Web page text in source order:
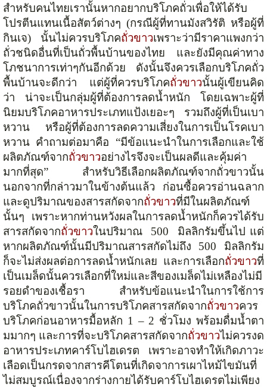
สำหรับคนไทยเรานั้นหากอยากบริโภคถั่วเพื่อให้ได้รับ
โปรตีนแทนเนื้อสัตว์ต่างๆ (กรณีผู้ที่ทานมังสวิรัติ หรือผู้ที่
กินเจ) นั้นไม่ควรบริโภคถั่วขาวเพราะว่ามีราคาแพงกว่า
ถั่วชนิดอื่นที่เป็นถั่วพื้นบ้านของไทย และยังมีคุณค่าทาง
โภชนาการเท่าๆกันอีกด้วย ดังนั้นจึงควรเลือกบริโภคถั่ว
พื้นบ้านจะดีกว่า แต่ผู้ที่ควรบริโภคถั่วขาวนั้นผู้เขียนคิด
ว่า น่าจะเป็นกลุ่มผู้ที่ต้องการลดน้ำหนัก โดยเฉพาะผู้ที่
นิยมบริโภคอาหารประเภทแป้งเยอะๆ รวมถึงผู้ที่เป็นเบา
หวาน หรือผู้ที่ต้องการลดความเสี่ยงในการเป็นโรคเบา
หวาน คำถามต่อมาคือ “มีข้อแนะนำในการเลือกและใช้
ผลิตภัณฑ์จากถั่วขาวอย่างไรจึงจะเป็นผลดีและคุ้มค่า
มากที่สุด” สำหรับวิธีเลือกผลิตภัณฑ์จากถั่วขาวนั้น
นอกจากที่กล่าวมาในข้างต้นแล้ว ก่อนซื้อควรอ่านฉลาก
และดูปริมาณของสารสกัดจากถั่วขาวที่มีในผลิตภัณฑ์
นั้นๆ เพราะหากท่านหวังผลในการลดน้ำหนักก็ควรได้รับ
สารสกัดจากถั่วขาวในปริมาณ 500 มิลลิกรัมขึ้นไป แต่
หากผลิตภัณฑ์นั้นมีปริมาณสารสกัดไม่ถึง 500 มิลลิกรัม
ก็จะไม่ส่งผลต่อการลดน้ำหนักเลย และการเลือกถั่วขาวที่
เป็นเมล็ดนั้นควรเลือกที่ใหม่และสีของเมล็ดไม่เหลืองไม่มี
รอยดำของเชื้อรา สำหรับข้อแนะนำในการใช้การ
บริโภคถั่วขาวนั้นในการบริโภคสารสกัดจากถั่วขาวควร
บริโภคก่อนอาหารมื้อหลัก 1 – 2 ชั่วโมง พร้อมดื่มน้ำตา
มมากๆ และการที่จะบริโภคสารสกัดจากถั่วขาวไม่ควรงด
อาหารประเภทคาร์โบไฮเดรต เพราะอาจทำให้เกิดภาวะ
เลือดเป็นกรดจากสารคีโตนที่เกิดจาการเผาไหม้ไขมันที่
ไม่สมบูรณ์เนื่องจากร่างกายได้รับคาร์โบไฮเดรตไม่เพียง